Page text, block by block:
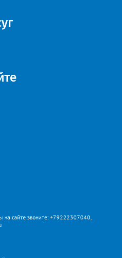
на сайте звоните: +79222307040,